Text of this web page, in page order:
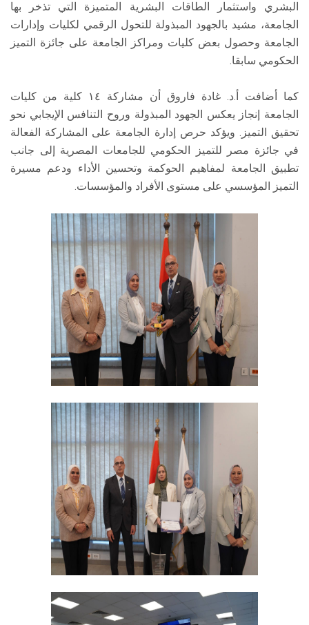
البشري واستثمار الطاقات البشرية المتميزة التي تذخر بها
الجامعة، مشيد بالجهود المبذولة للتحول الرقمي لكليات وإدارات
الجامعة وحصول بعض كليات ومراكز الجامعة على جائزة التميز
الحكومي سابقا.
كما أضافت أ.د. غادة فاروق أن مشاركة ١٤ كلية من كليات
الجامعة إنجاز يعكس الجهود المبذولة وروح التنافس الإيجابي نحو
تحقيق التميز. ويؤكد حرص إدارة الجامعة على المشاركة الفعالة
في جائزة مصر للتميز الحكومي للجامعات المصرية إلى جانب
تطبيق الجامعة لمفاهيم الحوكمة وتحسين الأداء ودعم مسيرة
التميز المؤسسي على مستوى الأفراد والمؤسسات.